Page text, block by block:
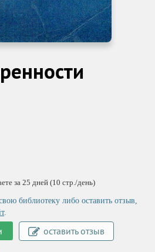
за 25 дней (10 стр./день)
библиотеку либо оставить отзыв,
.
оставить отзыв